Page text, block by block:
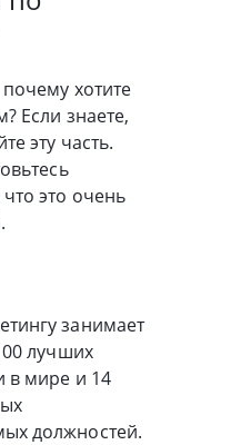
хотите
Если знаете,
эту часть.
это очень
занимает
лучших
в мире и 14
должностей.